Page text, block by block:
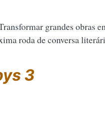
grandes obras
roda de conversa
3